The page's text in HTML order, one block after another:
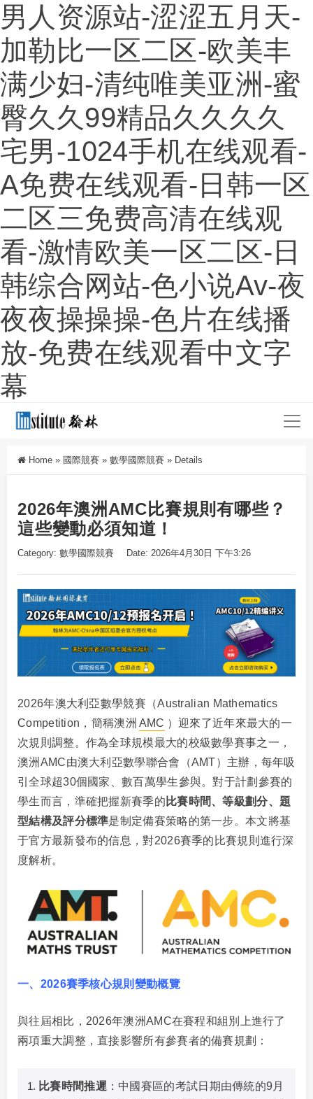
男人资源站-涩涩五月天-
加勒比一区二区-欧美丰
满少妇-清纯唯美亚洲-蜜
臀久久99精品久久久久
宅男-1024手机在线观看-
A免费在线观看-日韩一区
二区三免费高清在线观
看-激情欧美一区二区-日
韩综合网站-色小说av-夜
夜夜操操操-色片在线播
放-免费在线观看中文字
幕
Home » 國際競賽 » 數學國際競賽 » Details
2026年澳洲AMC比賽規則有哪些？
這些變動必須知道！
Category: 數學國際競賽 Date: 2026年4月30日 下午3:26
2026年澳大利亞數學競賽（Australian Mathematics
Competition，簡稱澳洲 AMC ）迎來了近年來最大的一
次規則調整。作為全球規模最大的校級數學賽事之一，
澳洲AMC由澳大利亞數學聯合會（AMT）主辦，每年吸
引全球超30個國家、數百萬學生參與。對于計劃參賽的
學生而言，準確把握新賽季的 比賽時間、等級劃分、題
型結構及評分標準是制定備賽策略的第一步。本文將基
于官方最新發布的信息，對2026賽季的比賽規則進行深
度解析。
一、2026賽季核心規則變動概覽
與往屆相比，2026年澳洲AMC在賽程和組別上進行了
兩項重大調整，直接影響所有參賽者的備賽規劃：
比賽時間推遲：中國賽區的考試日期由傳統的9月